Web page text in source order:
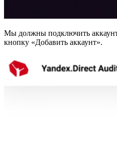
Мы должны подключить
кнопку «Добавить аккаунт».